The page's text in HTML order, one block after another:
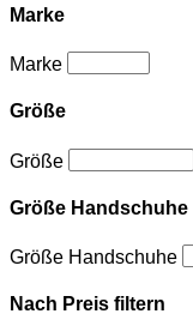
Marke
Marke
Größe
Größe
Größe Handschuhe
Größe Handschuhe
Nach Preis filtern